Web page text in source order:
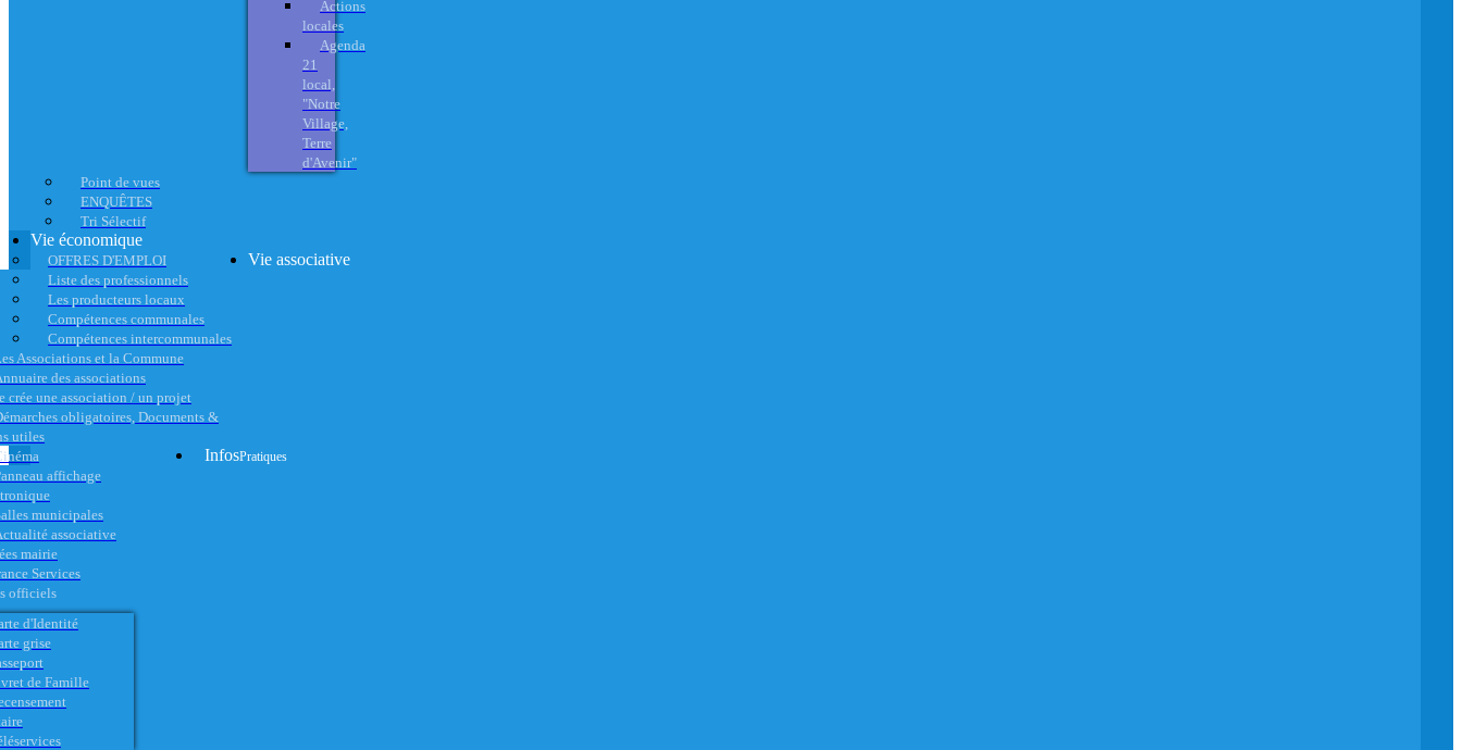
Actions
locales
Agenda
21
local,
"Notre
Village,
Terre
d'Avenir"
Point de vues
ENQUÊTES
Tri Sélectif
Vie économique
OFFRES D'EMPLOI
Liste des professionnels
Les producteurs locaux
Compétences communales
Compétences intercommunales
Vie associative
Associations et la Commune
des associations
crée une association / un projet
obligatoires, Documents &
utiles
affichage
municipales
associative
InfosPratiques
mairie
Services
officiels
d'Identité
grise
de Famille